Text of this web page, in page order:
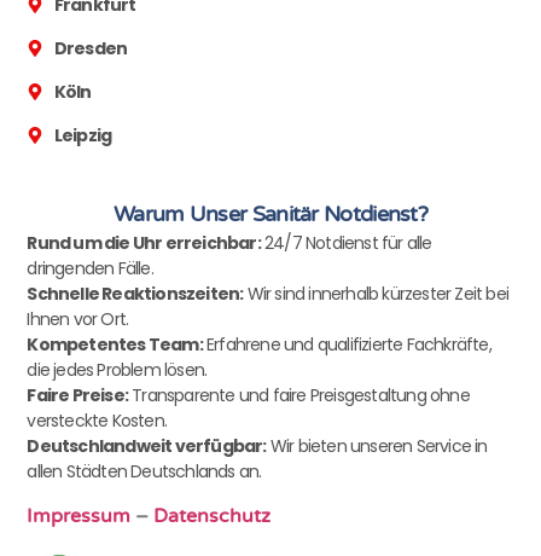
Dresden
Köln
Leipzig
Warum Unser Sanitär Notdienst?
Rund um die Uhr erreichbar:24/7 Notdienst für alle
dringenden Fälle.
Schnelle Reaktionszeiten:Wir sind innerhalb kürzester Zeit bei
Ihnen vor Ort.
Kompetentes Team:Erfahrene und qualifizierte Fachkräfte,
die jedes Problem lösen.
Faire Preise:Transparente und faire Preisgestaltung ohne
versteckte Kosten.
Deutschlandweit verfügbar:Wir bieten unseren Service in
allen Städten Deutschlands an.
Impressum – Datenschutz